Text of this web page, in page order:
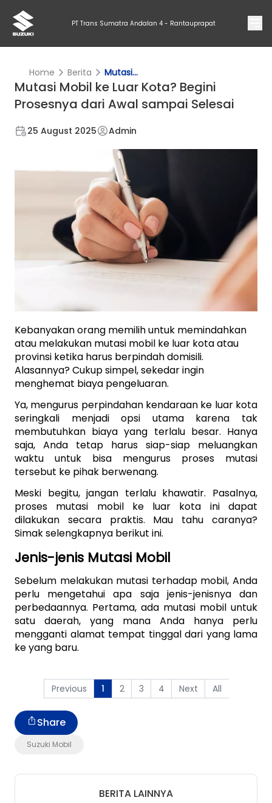
PT Trans Sumatra Andalan 4 - Rantauprapat
Home Berita Mutasi...
Mutasi Mobil ke Luar Kota? Begini
Prosesnya dari Awal sampai Selesai
25 August 2025 Admin
Kebanyakan orang memilih untuk memindahkan
atau melakukan mutasi mobil ke luar kota atau
provinsi ketika harus berpindah domisili.
Alasannya? Cukup simpel, sekedar ingin
menghemat biaya pengeluaran.
Ya, mengurus perpindahan kendaraan ke luar kota
seringkali menjadi opsi utama karena tak
membutuhkan biaya yang terlalu besar. Hanya
saja, Anda tetap harus siap-siap meluangkan
waktu untuk bisa mengurus proses mutasi
tersebut ke pihak berwenang.
Meski begitu, jangan terlalu khawatir. Pasalnya,
proses mutasi mobil ke luar kota ini dapat
dilakukan secara praktis. Mau tahu caranya?
Simak selengkapnya berikut ini.
Jenis-jenis Mutasi Mobil
Sebelum melakukan mutasi terhadap mobil, Anda
perlu mengetahui apa saja jenis-jenisnya dan
perbedaannya. Pertama, ada mutasi mobil untuk
satu daerah, yang mana Anda hanya perlu
mengganti alamat tempat tinggal dari yang lama
ke yang baru.
Previous 1 2 3 4 Next All
Suzuki Mobil
Share
BERITA LAINNYA